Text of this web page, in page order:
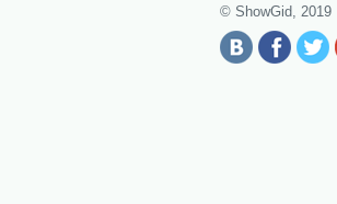
© ShowGid, 2019